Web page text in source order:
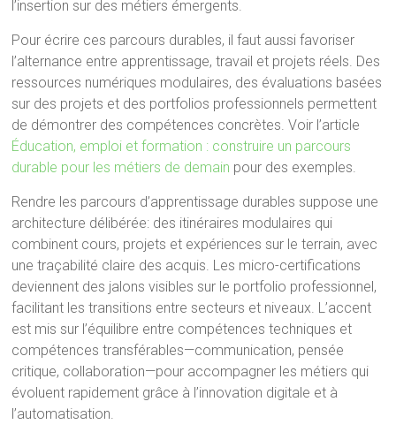
l’insertion sur des métiers émergents.
Pour écrire ces parcours durables, il faut aussi favoriser
l’alternance entre apprentissage, travail et projets réels. Des
ressources numériques modulaires, des évaluations basées
sur des projets et des portfolios professionnels permettent
de démontrer des compétences concrètes. Voir l’article
Éducation, emploi et formation : construire un parcours
durable pour les métiers de demain pour des exemples.
Rendre les parcours d’apprentissage durables suppose une
architecture délibérée: des itinéraires modulaires qui
combinent cours, projets et expériences sur le terrain, avec
une traçabilité claire des acquis. Les micro-certifications
deviennent des jalons visibles sur le portfolio professionnel,
facilitant les transitions entre secteurs et niveaux. L’accent
est mis sur l’équilibre entre compétences techniques et
compétences transférables—communication, pensée
critique, collaboration—pour accompagner les métiers qui
évoluent rapidement grâce à l’innovation digitale et à
l’automatisation.